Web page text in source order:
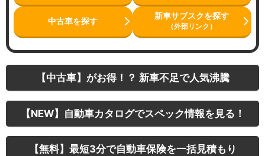
中古車を探す 新車サブスクを探す
（外部リンク）
【中古車】がお得！？ 新車不足で人気沸騰
【NEW】自動車カタログでスペック情報を見る！
【無料】最短3分で自動車保険を一括見積もり